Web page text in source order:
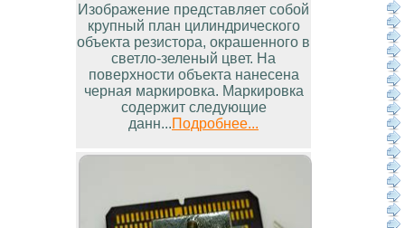
Изображение представляет собой
крупный план цилиндрического
объекта резистора, окрашенного в
светло-зеленый цвет. На
поверхности объекта нанесена
черная маркировка. Маркировка
содержит следующие
данн...Подробнее...